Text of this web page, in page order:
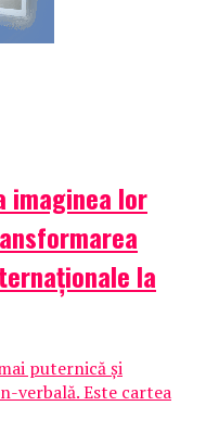
imaginea lor
la
puternică și
verbală. Este cartea